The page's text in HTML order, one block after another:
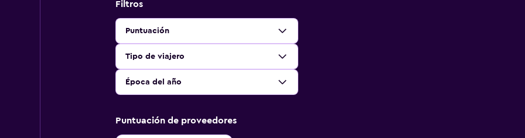
Filtros
Puntuación
Tipo de viajero
Época del año
Puntuación de proveedores